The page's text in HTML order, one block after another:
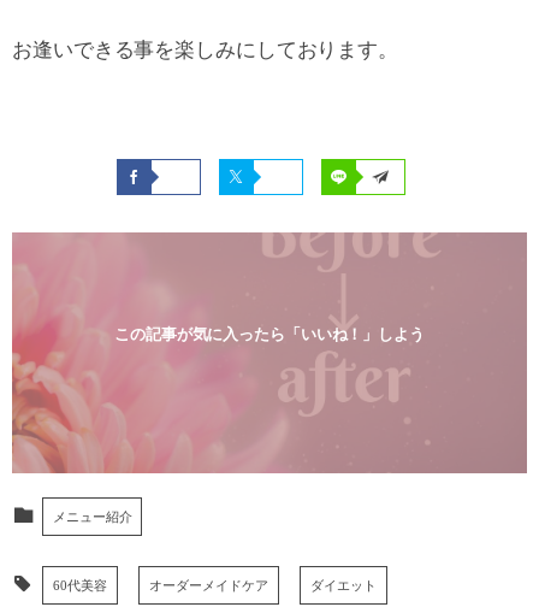
お逢いできる事を楽しみにしております。
この記事が気に入ったら「いいね！」しよう
メニュー紹介
60代美容 オーダーメイドケア ダイエット